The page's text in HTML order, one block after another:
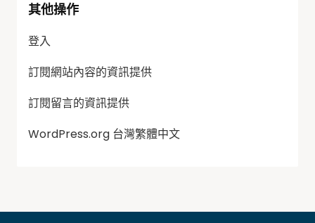
其他操作
登入
訂閱網站內容的資訊提供
訂閱留言的資訊提供
WordPress.org 台灣繁體中文